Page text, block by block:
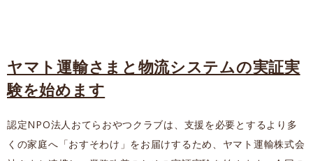
ヤマト運輸さまと物流システムの実証実
験を始めます
認定NPO法人おてらおやつクラブは、支援を必要とするより多
くの家庭へ「おすそわけ」をお届けするため、ヤマト運輸株式会